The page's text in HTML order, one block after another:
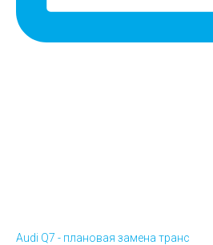
Audi Q7 - плановая замена транс